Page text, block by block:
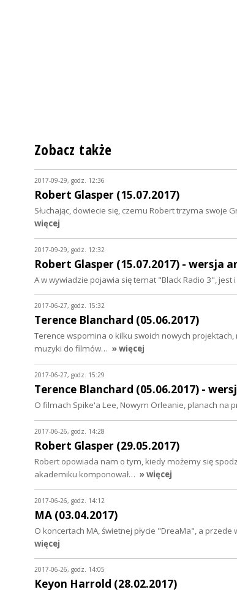
Zobacz także
2017-09-29, godz. 12:36
Robert Glasper (15.07.2017)
Słuchając, dowiecie się, czemu Robert trzyma swoje
więcej
2017-09-29, godz. 12:32
Robert Glasper (15.07.2017) - wersja
A w wywiadzie pojawia się temat "Black Radio 3",
2017-06-27, godz. 15:32
Terence Blanchard (05.06.2017)
Terence wspomina o kilku swoich nowych
muzyki do filmów… » więcej
2017-06-27, godz. 15:29
Terence Blanchard (05.06.2017) -
O filmach Spike'a Lee, Nowym Orleanie, planach na
2017-06-26, godz. 14:28
Robert Glasper (29.05.2017)
Robert opowiada nam o tym, kiedy możemy się
akademiku komponował… » więcej
2017-06-26, godz. 14:12
MA (03.04.2017)
O koncertach MA, świetnej płycie "DreaMa", a
więcej
2017-06-26, godz. 14:05
Keyon Harrold (28.02.2017)